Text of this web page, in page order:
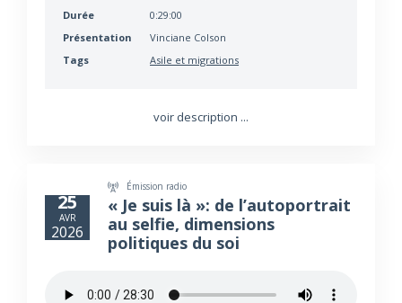
Durée
0:29:00
Présentation
Vinciane Colson
Tags
Asile et migrations
voir description ...
25
AVR
2026
Émission radio
« Je suis là »: de l’autoportrait
au selfie, dimensions
politiques du soi